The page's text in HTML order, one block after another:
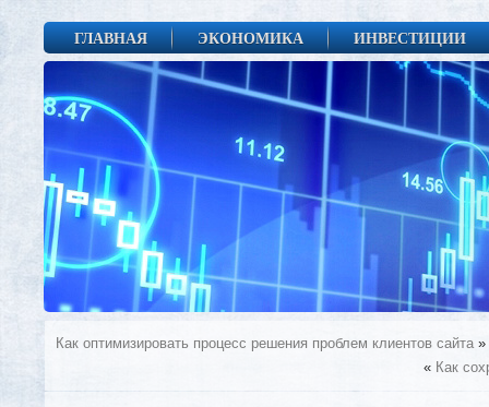
ГЛАВНАЯ ЭКОНОМИКА ИНВЕСТИЦИИ
Как оптимизировать процесс решения проблем клиентов сайта»
« Как